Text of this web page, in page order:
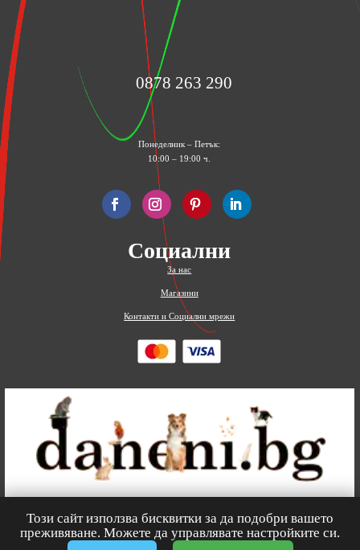
0878 263 290
Понеделник – Петък:
10:00 – 19:00 ч.
Социални
За нас
Магазини
Контакти и Социални мрежи
0
Този сайт използва бисквитки за да подобри вашето
преживяване. Можете да управлявате настройките си.